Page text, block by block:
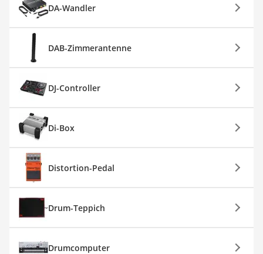
DA-Wandler
DAB-Zimmerantenne
DJ-Controller
Di-Box
Distortion-Pedal
Drum-Teppich
Drumcomputer